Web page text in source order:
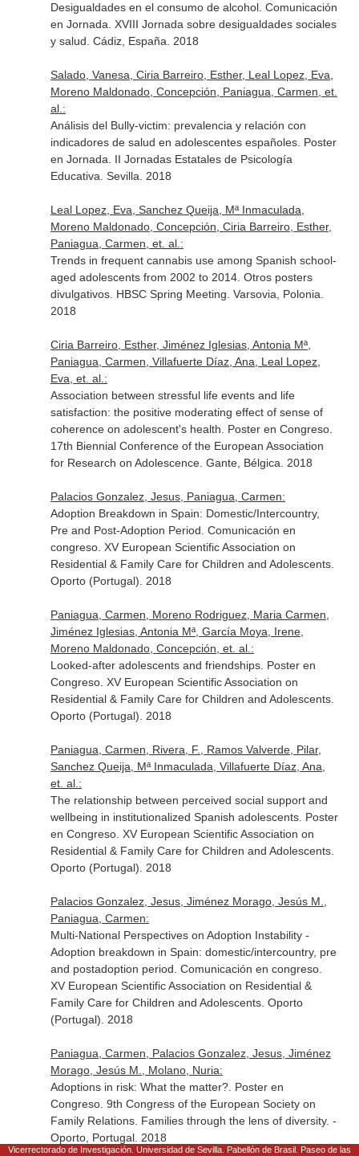
Desigualdades en el consumo de alcohol. Comunicación
en Jornada. XVIII Jornada sobre desigualdades sociales
y salud. Cádiz, España. 2018
Salado, Vanesa, Ciria Barreiro, Esther, Leal Lopez, Eva,
Moreno Maldonado, Concepción, Paniagua, Carmen, et.
al.:
Análisis del Bully-victim: prevalencia y relación con
indicadores de salud en adolescentes españoles. Poster
en Jornada. II Jornadas Estatales de Psicología
Educativa. Sevilla. 2018
Leal Lopez, Eva, Sanchez Queija, Mª Inmaculada,
Moreno Maldonado, Concepción, Ciria Barreiro, Esther,
Paniagua, Carmen, et. al.:
Trends in frequent cannabis use among Spanish school-
aged adolescents from 2002 to 2014. Otros posters
divulgativos. HBSC Spring Meeting. Varsovia, Polonia.
2018
Ciria Barreiro, Esther, Jiménez Iglesias, Antonia Mª,
Paniagua, Carmen, Villafuerte Díaz, Ana, Leal Lopez,
Eva, et. al.:
Association between stressful life events and life
satisfaction: the positive moderating effect of sense of
coherence on adolescent's health. Poster en Congreso.
17th Biennial Conference of the European Association
for Research on Adolescence. Gante, Bélgica. 2018
Palacios Gonzalez, Jesus, Paniagua, Carmen:
Adoption Breakdown in Spain: Domestic/Intercountry,
Pre and Post-Adoption Period. Comunicación en
congreso. XV European Scientific Association on
Residential & Family Care for Children and Adolescents.
Oporto (Portugal). 2018
Paniagua, Carmen, Moreno Rodriguez, Maria Carmen,
Jiménez Iglesias, Antonia Mª, García Moya, Irene,
Moreno Maldonado, Concepción, et. al.:
Looked-after adolescents and friendships. Poster en
Congreso. XV European Scientific Association on
Residential & Family Care for Children and Adolescents.
Oporto (Portugal). 2018
Paniagua, Carmen, Rivera, F., Ramos Valverde, Pilar,
Sanchez Queija, Mª Inmaculada, Villafuerte Díaz, Ana,
et. al.:
The relationship between perceived social support and
wellbeing in institutionalized Spanish adolescents. Poster
en Congreso. XV European Scientific Association on
Residential & Family Care for Children and Adolescents.
Oporto (Portugal). 2018
Palacios Gonzalez, Jesus, Jiménez Morago, Jesús M.,
Paniagua, Carmen:
Multi-National Perspectives on Adoption Instability -
Adoption breakdown in Spain: domestic/intercountry, pre
and postadoption period. Comunicación en congreso.
XV European Scientific Association on Residential &
Family Care for Children and Adolescents. Oporto
(Portugal). 2018
Paniagua, Carmen, Palacios Gonzalez, Jesus, Jiménez
Morago, Jesús M., Molano, Nuria:
Adoptions in risk: What the matter?. Poster en
Congreso. 9th Congress of the European Society on
Family Relations. Families through the lens of diversity. -
Oporto, Portugal. 2018
Vicerrectorado de Investigación. Universidad de Sevilla. Pabellón de Brasil. Paseo de las